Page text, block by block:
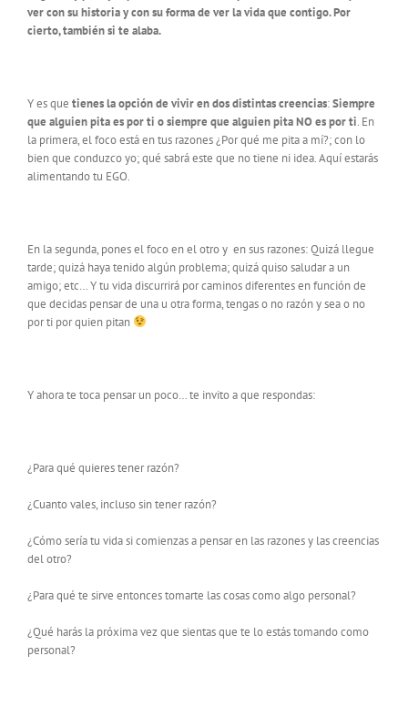
ver con su historia y con su forma de ver la vida que contigo. Por
cierto, también si te alaba.
Y es que tienes la opción de vivir en dos distintas creencias:Siempre
que alguien pita es por ti o siempre que alguien pita NO es por ti. En
la primera, el foco está en tus razones ¿Por qué me pita a mí?; con lo
bien que conduzco yo; qué sabrá este que no tiene ni idea. Aquí estarás
alimentando tu EGO.
En la segunda, pones el foco en el otro y en sus razones: Quizá llegue
tarde; quizá haya tenido algún problema; quizá quiso saludar a un
amigo; etc… Y tu vida discurrirá por caminos diferentes en función de
que decidas pensar de una u otra forma, tengas o no razón y sea o no
por ti por quien pitan
Y ahora te toca pensar un poco… te invito a que respondas:
¿Para qué quieres tener razón?
¿Cuanto vales, incluso sin tener razón?
¿Cómo sería tu vida si comienzas a pensar en las razones y las creencias
del otro?
¿Para qué te sirve entonces tomarte las cosas como algo personal?
¿Qué harás la próxima vez que sientas que te lo estás tomando como
personal?